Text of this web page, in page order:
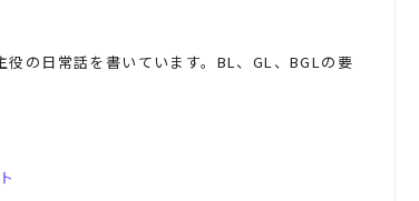
の日常話を書いています。BL、GL、BGLの要